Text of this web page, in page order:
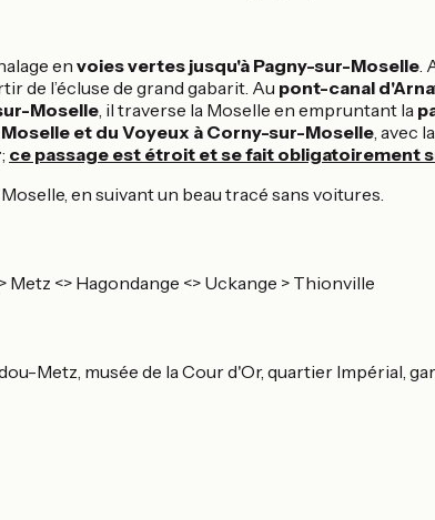
en voies vertes jusqu'à Pagny-sur-Moselle.
de l’écluse de grand gabarit. Au pont-canal
Moselle, il traverse la Moselle en empruntant la
et du Voyeux à Corny-sur-Moselle, avec la
; ce passage est étroit et se fait obligatoirement
en suivant un beau tracé sans voitures.
Metz <> Hagondange <> Uckange > Thionville
Metz, musée de la Cour d'Or, quartier Impérial,